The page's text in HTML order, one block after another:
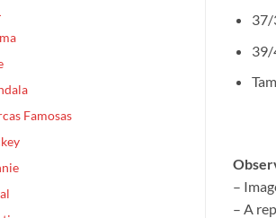
Famosas
37/
39/
–
– A